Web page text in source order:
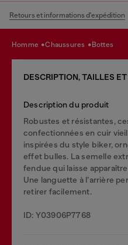
Retours et informations d'expédition
homme chaussures bottes
DESCRIPTION, TAILLES
Description du produit
Robustes et résistantes,
confectionnées en cuir
inspirées du style biker,
effet bulles. La semelle
fendue qui laisse
Une languette à l’arrière
retirer facilement.
ID: Y03906P7768